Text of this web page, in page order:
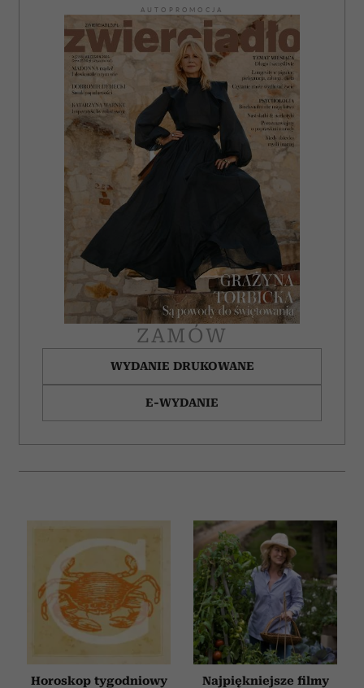
AUTOPROMOCJA
ZAMÓW
WYDANIE DRUKOWANE
E-WYDANIE
Horoskop tygodniowy
Najpiękniejsze filmy